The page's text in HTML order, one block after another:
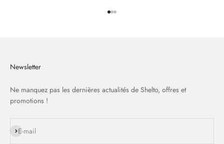
Aller à l'élément 1
Aller à l'élément 2
Aller à l'élément 3
Newsletter
Ne manquez pas les dernières actualités de Shelto, offres et
promotions !
E-mail
S'inscrire